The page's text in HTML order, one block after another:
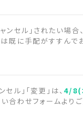
ンセル」されたい場
既に手配がすすんで
ル」「変更」は、4/8(
い合わせフォームより